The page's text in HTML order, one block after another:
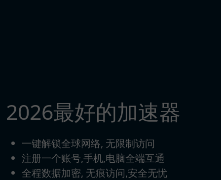
2026最好的加速器
一键解锁全球网络, 无限制访问
注册一个账号,手机,电脑全端互通
全程数据加密, 无痕访问,安全无忧